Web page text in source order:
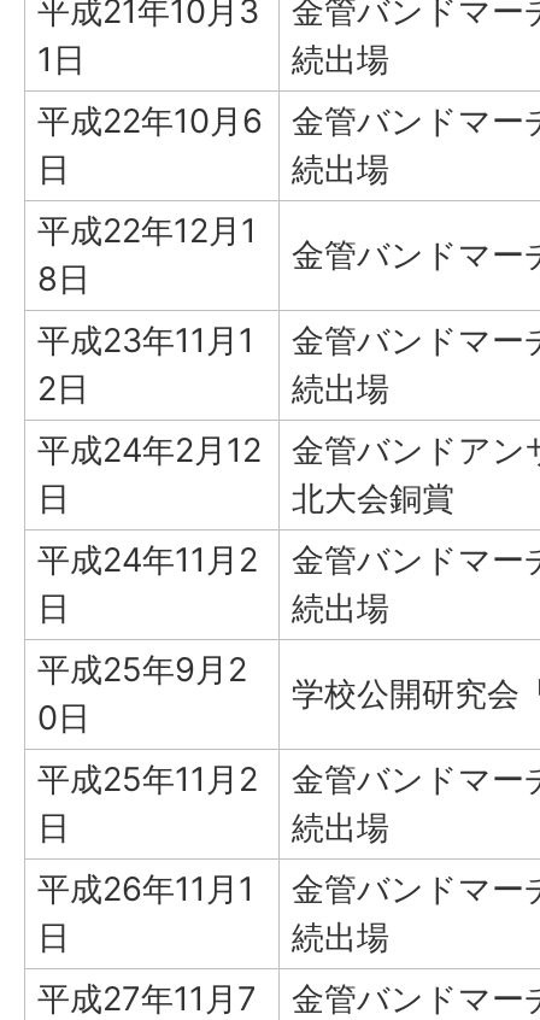
平成21年10月3
1日
金管バンドマー
続出場
平成22年10月6
日
金管バンドマー
続出場
平成22年12月1
8日
金管バンドマー
平成23年11月1
2日
金管バンドマー
続出場
平成24年2月12
日
金管バンドアン
北大会銅賞
平成24年11月2
日
金管バンドマー
続出場
平成25年9月2
0日
学校公開研究会
平成25年11月2
日
金管バンドマー
続出場
平成26年11月1
日
金管バンドマー
続出場
平成27年11月7
金管バンドマー